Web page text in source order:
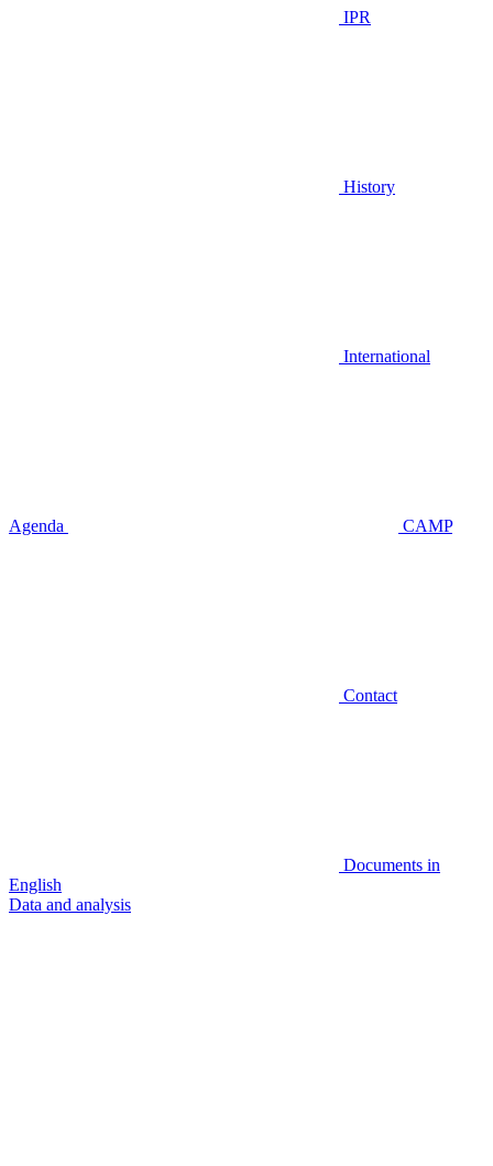
IPR
History
International
Agenda CAMP
Contact
Documents in
English
Data and analysis